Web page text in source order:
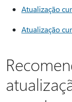
Atualização
Atualização